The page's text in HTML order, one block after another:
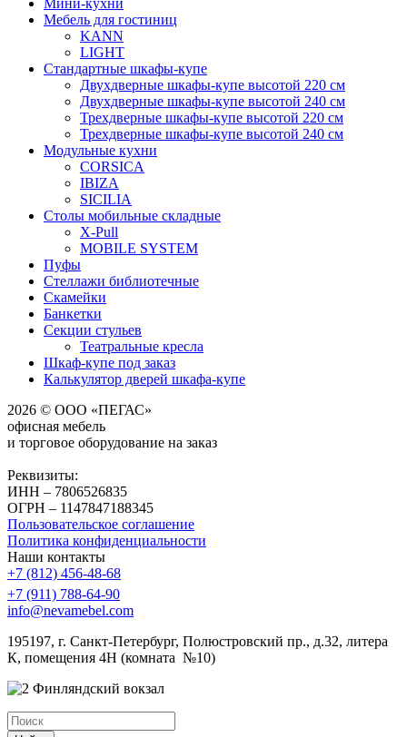
Мини-кухни
Мебель для гостиниц
KANN
LIGHT
Стандартные шкафы-купе
Двухдверные шкафы-купе высотой 220 см
Двухдверные шкафы-купе высотой 240 см
Трехдверные шкафы-купе высотой 220 см
Трехдверные шкафы-купе высотой 240 см
Модульные кухни
CORSICA
IBIZA
SICILIA
Столы мобильные складные
X-Pull
MOBILE SYSTEM
Пуфы
Стеллажи библиотечные
Скамейки
Банкетки
Секции стульев
Театральные кресла
Шкаф-купе под заказ
Калькулятор дверей шкафа-купе
2026 © ООО «ПЕГАС»
офисная мебель
и торговое оборудование на заказ
Реквизиты:
ИНН – 7806526835
ОГРН – 1147847188345
Пользовательское соглашение
Политика конфиденциальности
Наши контакты
+7 (812) 456-48-68
+7 (911) 788-64-90
info@nevamebel.com
195197, г. Санкт-Петербург, Полюстровский пр., д.32, литера
К, помещения 4Н (комната №10)
Финляндский вокзал